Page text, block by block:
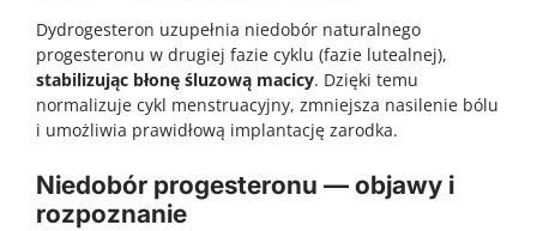
Dydrogesteron uzupełnia niedobór naturalnego
progesteronu w drugiej fazie cyklu (fazie lutealnej),
stabilizując błonę śluzową macicy. Dzięki temu
normalizuje cykl menstruacyjny, zmniejsza nasilenie bólu
i umożliwia prawidłową implantację zarodka.
Niedobór progesteronu — objawy i
rozpoznanie